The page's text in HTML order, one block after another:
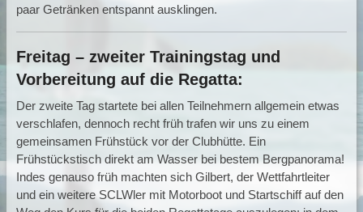
paar Getränken entspannt ausklingen.
Freitag – zweiter Trainingstag und
Vorbereitung auf die Regatta:
Der zweite Tag startete bei allen Teilnehmern allgemein etwas
verschlafen, dennoch recht früh trafen wir uns zu einem
gemeinsamen Frühstück vor der Clubhütte. Ein
Frühstückstisch direkt am Wasser bei bestem Bergpanorama!
Indes genauso früh machten sich Gilbert, der Wettfahrtleiter
und ein weitere SCLWler mit Motorboot und Startschiff auf den